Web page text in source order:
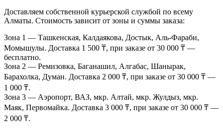
Доставляем собственной курьерской службой по всему
Алматы. Стоимость зависит от зоны и суммы заказа:
Зона 1 — Ташкенская, Калдаякова, Достык, Аль-Фараби,
Момышулы. Доставка 1 500 ₸, при заказе от 30 000 ₸ —
бесплатно.
Зона 2 — Ремизовка, Баганашил, Алгабас, Шанырак,
Барахолка, Думан. Доставка 2 000 ₸, при заказе от 30 000 ₸ —
1 000 ₸.
Зона 3 — Аэропорт, ВАЗ, мкр. Алтай, мкр. Жулдыз, мкр.
Маяк, Первомайка. Доставка 3 000 ₸, при заказе от 30 000 ₸ —
2 000 ₸.